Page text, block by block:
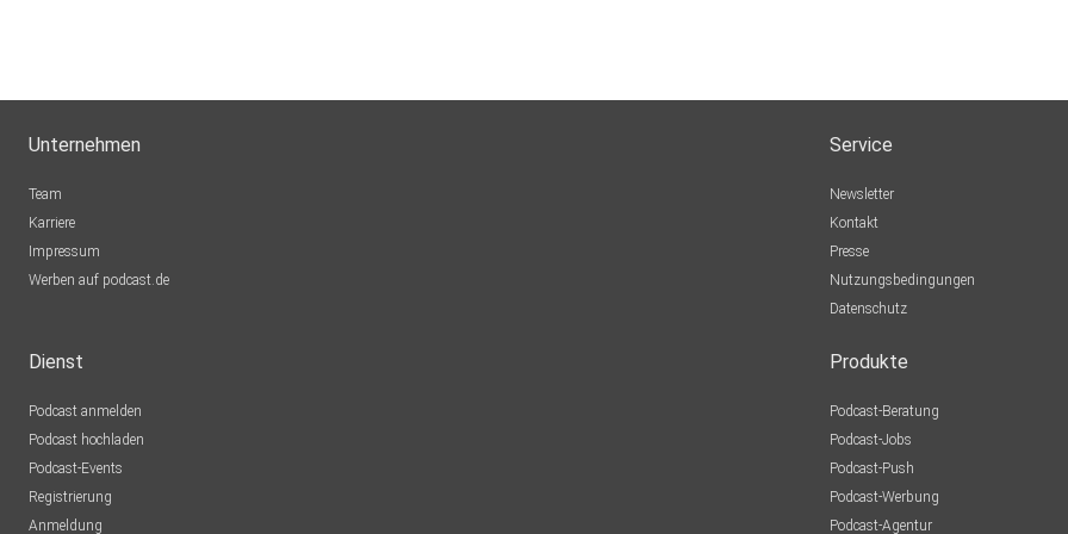
Unternehmen
Team
Karriere
Impressum
Werben auf podcast.de
Service
Newsletter
Kontakt
Presse
Nutzungsbedingungen
Datenschutz
Dienst
Podcast anmelden
Podcast hochladen
Podcast-Events
Registrierung
Anmeldung
Produkte
Podcast-Beratung
Podcast-Jobs
Podcast-Push
Podcast-Werbung
Podcast-Agentur